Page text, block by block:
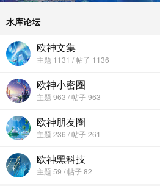
水库论坛
欧神文集
主题 1131 / 帖子 1136
欧神小密圈
主题 963 / 帖子 963
欧神朋友圈
主题 236 / 帖子 261
欧神黑科技
主题 59 / 帖子 82